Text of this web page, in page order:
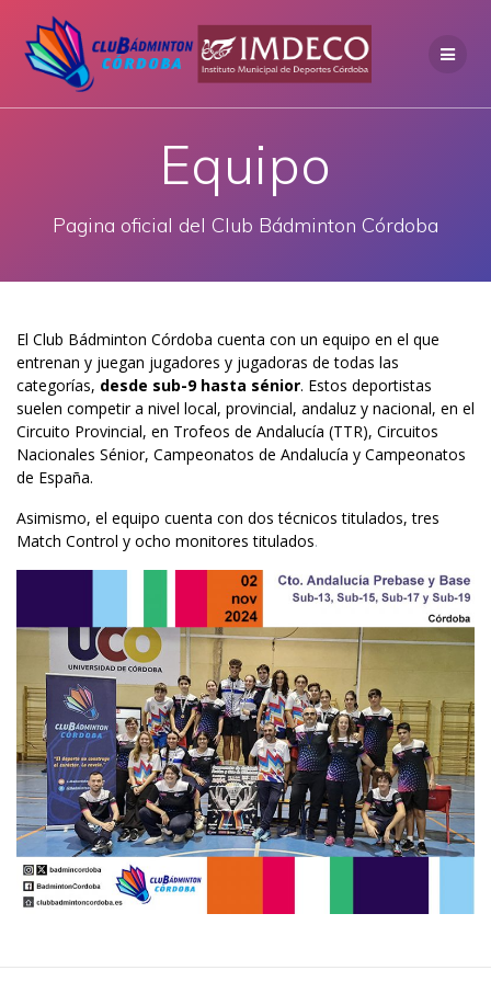
al
contenido
Equipo
Pagina oficial del Club Bádminton Córdoba
El Club Bádminton Córdoba cuenta con un equipo en el que
entrenan y juegan jugadores y jugadoras de todas las
categorías, desde sub-9 hasta sénior. Estos deportistas
suelen competir a nivel local, provincial, andaluz y nacional, en el
Circuito Provincial, en Trofeos de Andalucía (TTR), Circuitos
Nacionales Sénior, Campeonatos de Andalucía y Campeonatos
de España.
Asimismo, el equipo cuenta con dos técnicos titulados, tres
Match Control y ocho monitores titulados.